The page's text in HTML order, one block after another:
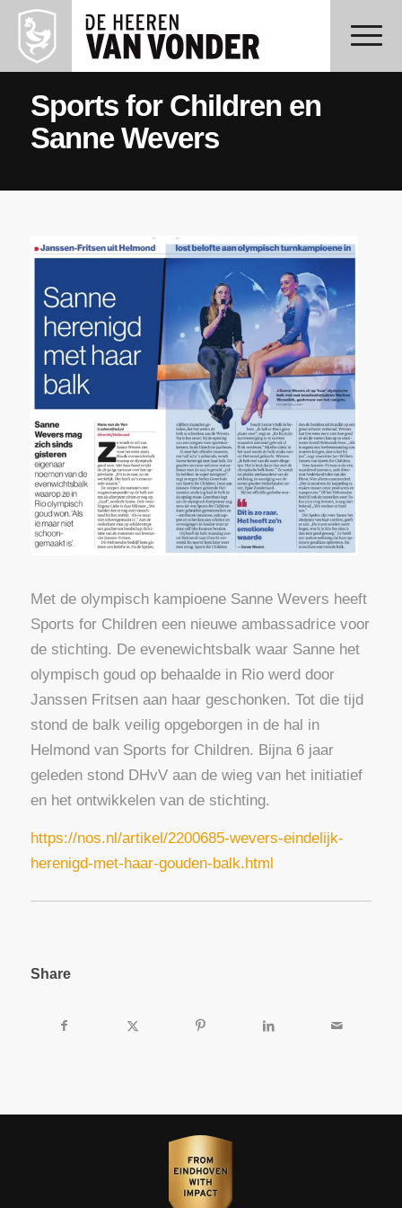
Sports for Children en
Sanne Wevers
Met de olympisch kampioene Sanne Wevers heeft
Sports for Children een nieuwe ambassadrice voor
de stichting. De evenewichtsbalk waar Sanne het
olympisch goud op behaalde in Rio werd door
Janssen Fritsen aan haar geschonken. Tot die tijd
stond de balk veilig opgeborgen in de hal in
Helmond van Sports for Children. Bijna 6 jaar
geleden stond DHvV aan de wieg van het initiatief
en het ontwikkelen van de stichting.
https://nos.nl/artikel/2200685-wevers-eindelijk-
herenigd-met-haar-gouden-balk.html
Share